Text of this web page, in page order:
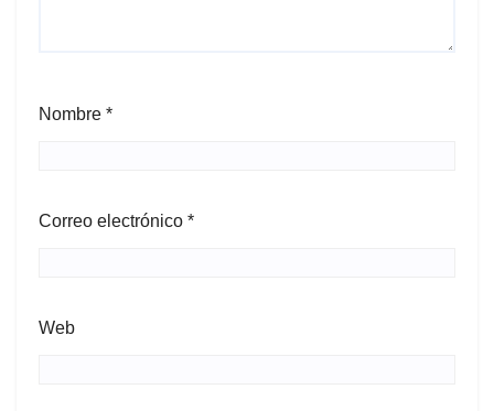
Nombre *
Correo electrónico *
Web